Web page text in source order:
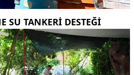
SU TANKERİ DESTEĞİ